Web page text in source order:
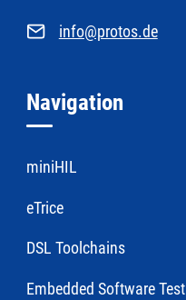
info@protos.de
Navigation
miniHIL
eTrice
DSL Toolchains
Embedded Software Test